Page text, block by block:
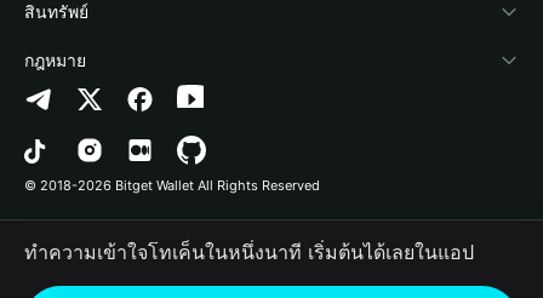
ศูนย์ช่วยเหลือ
ติดต่อเรา
ทรัพยากรข้อมูลของแบรนด์
อาชีพ
Crypto Swap API
Altcoin Season Index
Prediction Markets
DApp
RWA
Bitget Wallet Pay
ลิสต์โปรเจกต์
เทคโนโลยีความปลอดภัย
ซื้อคริปโต
การตรวจจับการอนุญาต
การตรวจจับสัญญา
การโอนเป็นชุด
สินทรัพย์
Arbitrum
Avalanche
Bitcoin
Polygon
กฎหมาย
นโยบายความเป็นส่วนตัว
ข้อตกลงในการใช้บริการ
© 2018-2026 Bitget Wallet All Rights Reserved
ทำความเข้าใจโทเค็นในหนึ่งนาที เริ่มต้นได้เลยในแอป